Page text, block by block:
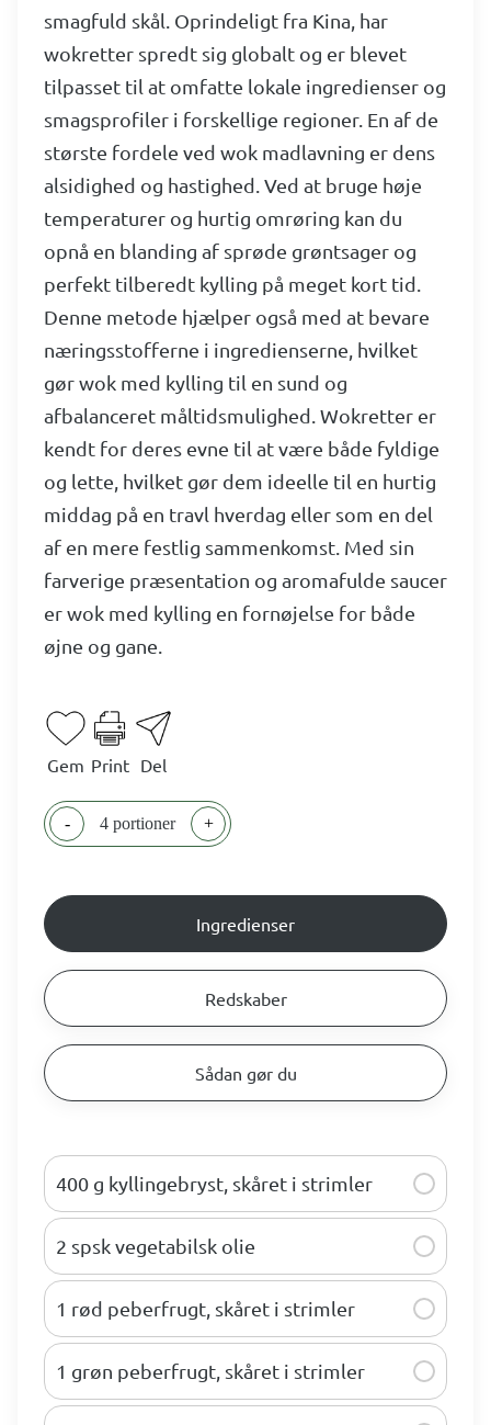
smagfuld skål. Oprindeligt fra Kina, har
wokretter spredt sig globalt og er blevet
tilpasset til at omfatte lokale ingredienser og
smagsprofiler i forskellige regioner. En af de
største fordele ved wok madlavning er dens
alsidighed og hastighed. Ved at bruge høje
temperaturer og hurtig omrøring kan du
opnå en blanding af sprøde grøntsager og
perfekt tilberedt kylling på meget kort tid.
Denne metode hjælper også med at bevare
næringsstofferne i ingredienserne, hvilket
gør wok med kylling til en sund og
afbalanceret måltidsmulighed. Wokretter er
kendt for deres evne til at være både fyldige
og lette, hvilket gør dem ideelle til en hurtig
middag på en travl hverdag eller som en del
af en mere festlig sammenkomst. Med sin
farverige præsentation og aromafulde saucer
er wok med kylling en fornøjelse for både
øjne og gane.
Gem Print Del
- 4 portioner +
Ingredienser
Redskaber
Sådan gør du
400 g kyllingebryst, skåret i strimler
2 spsk vegetabilsk olie
1 rød peberfrugt, skåret i strimler
1 grøn peberfrugt, skåret i strimler